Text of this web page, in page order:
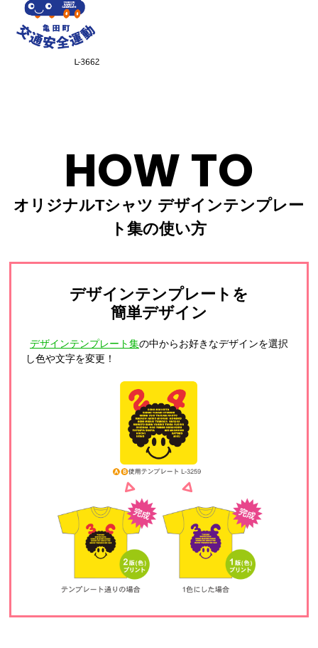
HOW TO
オリジナルTシャツ デザインテンプレー
ト集の使い方
デザインテンプレートを
簡単デザイン
デザインテンプレート集の中からお好きなデザインを選択
し色や文字を変更！